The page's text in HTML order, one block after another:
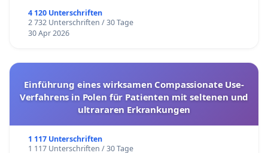
4 120 Unterschriften
2 732 Unterschriften / 30 Tage
30 Apr 2026
Einführung eines wirksamen Compassionate Use-
Verfahrens in Polen für Patienten mit seltenen und
ultrararen Erkrankungen
1 117 Unterschriften
1 117 Unterschriften / 30 Tage